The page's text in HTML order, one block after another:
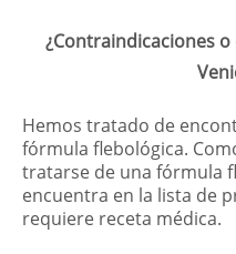
¿Contraindicaciones
Hemos tratado de
fórmula flebológica.
tratarse de una fórmula
encuentra en la lista de
requiere receta médica.